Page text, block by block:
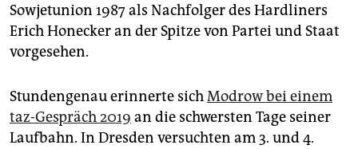
Sowjetunion 1987 als Nachfolger des Hardliners
Erich Honecker an der Spitze von Partei und Staat
vorgesehen.
Stundengenau erinnerte sichModrow bei einem
taz-Gespräch 2019 an die schwersten Tage seiner
Laufbahn. In Dresden versuchten am 3. und 4.